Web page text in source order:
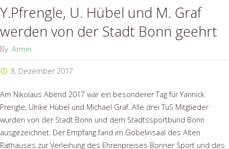
Y.Pfrengle, U. Hübel und M. Graf
werden von der Stadt Bonn geehrt
By Armin
8. Dezember 2017
Am Nikolaus Abend 2017 war ein besonderer Tag für Yannick
Prengle, Ulrike Hübel und Michael Graf. Alle drei TuS Mitglieder
wurden von der Stadt Bonn und dem Stadtssportbund Bonn
ausgezeichnet. Der Empfang fand im Gobelinsaal des Alten
Rathauses zur Verleihung des Ehrenpreises Bonner Sport und des